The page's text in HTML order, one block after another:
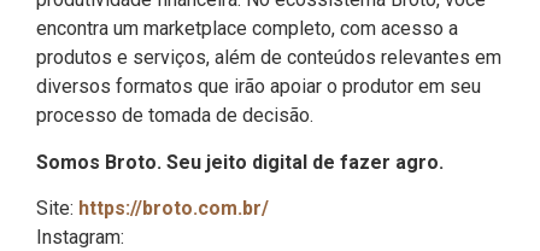
encontra um marketplace completo, com acesso a
produtos e serviços, além de conteúdos relevantes em
diversos formatos que irão apoiar o produtor em seu
processo de tomada de decisão.
Somos Broto. Seu jeito digital de fazer agro.
Site: https://broto.com.br/
Instagram: